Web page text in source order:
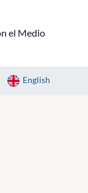
el Medio
English